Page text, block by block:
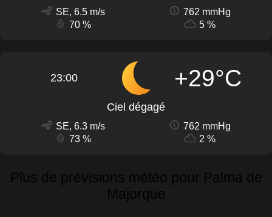
SE, 6.5 m/s
762 mmHg
70 %
5 %
23:00 +29°C
Ciel dégagé
SE, 6.3 m/s
762 mmHg
73 %
2 %
Plus de prévisions météo pour Palma de
Majorque